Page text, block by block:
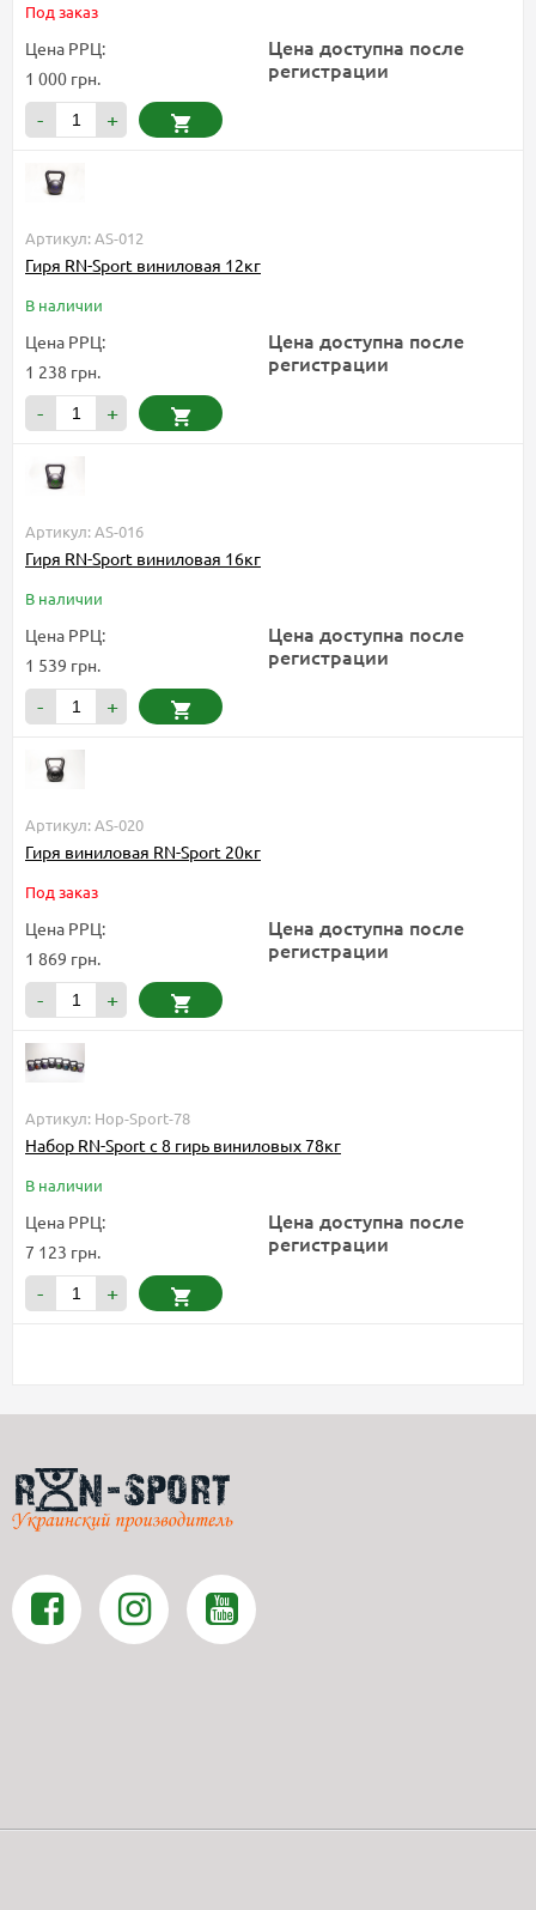
Под заказ
Цена РРЦ:
1 000 грн.
Цена доступна после
регистрации
- +
Артикул: AS-012
Гиря RN-Sport виниловая 12кг
В наличии
Цена РРЦ:
1 238 грн.
Цена доступна после
регистрации
- +
Артикул: AS-016
Гиря RN-Sport виниловая 16кг
В наличии
Цена РРЦ:
1 539 грн.
Цена доступна после
регистрации
- +
Артикул: AS-020
Гиря виниловая RN-Sport 20кг
Под заказ
Цена РРЦ:
1 869 грн.
Цена доступна после
регистрации
- +
Артикул: Hop-Sport-78
Набор RN-Sport с 8 гирь виниловых 78кг
В наличии
Цена РРЦ:
7 123 грн.
Цена доступна после
регистрации
- +